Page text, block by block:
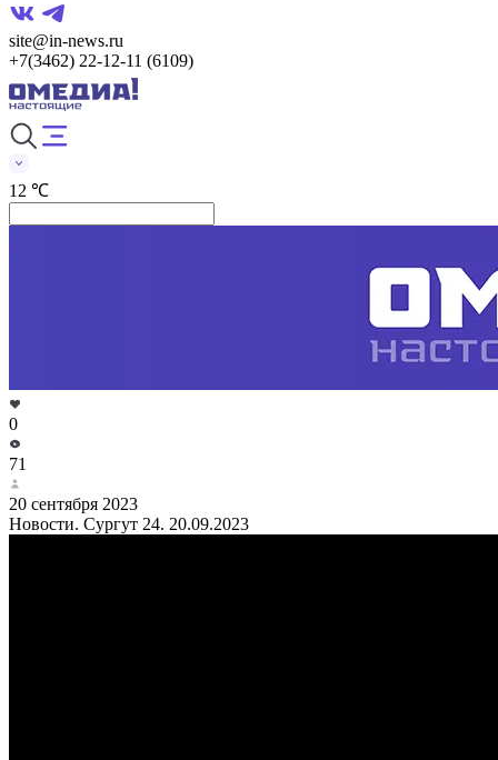
site@in-news.ru
+7(3462) 22-12-11 (6109)
12 ℃
0
71
20 сентября 2023
Новости. Сургут 24. 20.09.2023